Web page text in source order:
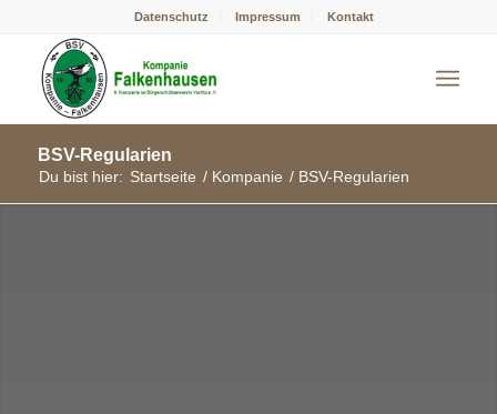
Datenschutz Impressum Kontakt
BSV-Regularien
Du bist hier: Startseite / Kompanie / BSV-Regularien